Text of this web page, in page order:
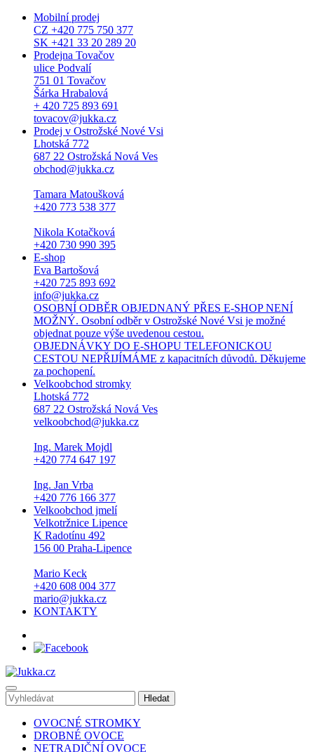
Mobilní prodej
CZ +420 775 750 377
SK +421 33 20 289 20
Prodejna Tovačov
ulice Podvalí
751 01 Tovačov
Šárka Hrabalová
+ 420 725 893 691
tovacov@jukka.cz
Prodej v Ostrožské Nové Vsi
Lhotská 772
687 22 Ostrožská Nová Ves
obchod@jukka.cz
Tamara Matoušková
+420 773 538 377
Nikola Kotačková
+420 730 990 395
E-shop
Eva Bartošová
+420 725 893 692
info@jukka.cz
OSOBNÍ ODBĚR OBJEDNANÝ PŘES E-SHOP NENÍ
MOŽNÝ. Osobní odběr v Ostrožské Nové Vsi je možné
objednat pouze výše uvedenou cestou.
OBJEDNÁVKY DO E-SHOPU TELEFONICKOU
CESTOU NEPŘIJÍMÁME z kapacitních důvodů. Děkujeme
za pochopení.
Velkoobchod stromky
Lhotská 772
687 22 Ostrožská Nová Ves
velkoobchod@jukka.cz
Ing. Marek Mojdl
+420 774 647 197
Ing. Jan Vrba
+420 776 166 377
Velkoobchod jmelí
Velkotržnice Lipence
K Radotínu 492
156 00 Praha-Lipence
Mario Keck
+420 608 004 377
mario@jukka.cz
KONTAKTY
OVOCNÉ STROMKY
DROBNÉ OVOCE
NETRADIČNÍ OVOCE